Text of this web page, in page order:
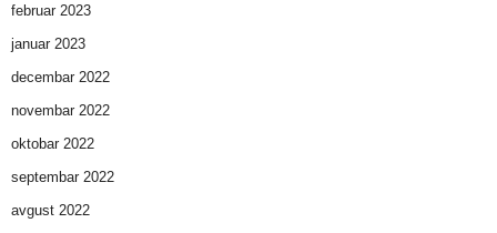
februar 2023
januar 2023
decembar 2022
novembar 2022
oktobar 2022
septembar 2022
avgust 2022